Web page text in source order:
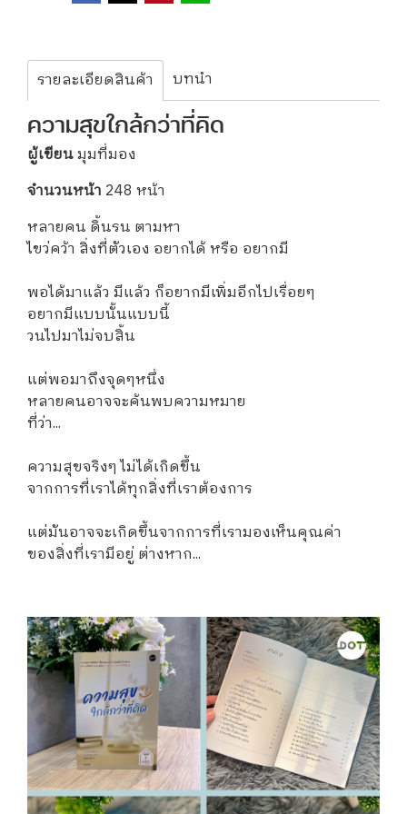
รายละเอียดสินค้า บทนำ
ความสุขใกล้กว่าที่คิด
ผู้เขียนมุมที่มอง
จำนวนหน้า 248 หน้า
หลายคน ดิ้นรน ตามหา
ไขว่คว้า สิ่งที่ตัวเอง อยากได้ หรือ อยากมี
พอได้มาแล้ว มีแล้ว ก็อยากมีเพิ่มอีกไปเรื่อยๆ
อยากมีแบบนั้นแบบนี้
วนไปมาไม่จบสิ้น
แต่พอมาถึงจุดๆหนึ่ง
หลายคนอาจจะค้นพบความหมาย
ที่ว่า...
ความสุขจริงๆ ไม่ได้เกิดขึ้น
จากการที่เราได้ทุกสิ่งที่เราต้องการ
แต่มันอาจจะเกิดขึ้นจากการที่เรามองเห็นคุณค่า
ของสิ่งที่เรามีอยู่ ต่างหาก...